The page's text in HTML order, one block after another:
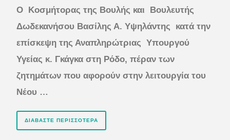
Ο Κοσμήτορας της Βουλής και Βουλευτής
Δωδεκανήσου Βασίλης Α. Υψηλάντης κατά την
επίσκεψη της Αναπληρώτριας Υπουργού
Υγείας κ. Γκάγκα στη Ρόδο, πέραν των
ζητημάτων που αφορούν στην λειτουργία του
Νέου …
ΔΙΑΒΆΣΤΕ ΠΕΡΙΣΣΌΤΕΡΑ